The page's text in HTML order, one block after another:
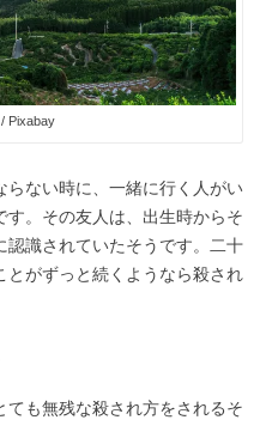
/ Pixabay
ない時に、一緒に行く人がい
。その友人は、出生時からそ
識されていたそうです。二十
とがずっと続くようなら殺され
も無残な殺され方をされるそ